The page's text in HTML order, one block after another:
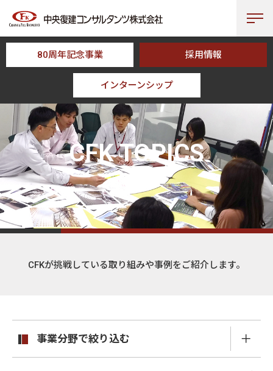
80周年記念事業 採用情報
インターンシップ
CFK TOPICS
トピックス
CFKが挑戦している取り組みや事例をご紹介します。
事業分野で絞り込む